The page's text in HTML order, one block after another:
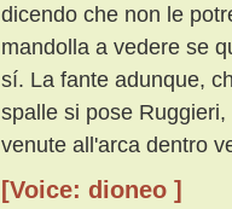
dicendo che non le
mandolla a vedere se
sí. La fante adunque,
spalle si pose
venute all'arca dentro
[Voice: dioneo ]